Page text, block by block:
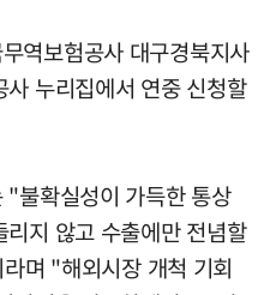
역보험공사 대구경북지사
누리집에서 연중 신청할
"불확실성이 가득한 통상
지 않고 수출에만 전념할
며 "해외시장 개척 기회